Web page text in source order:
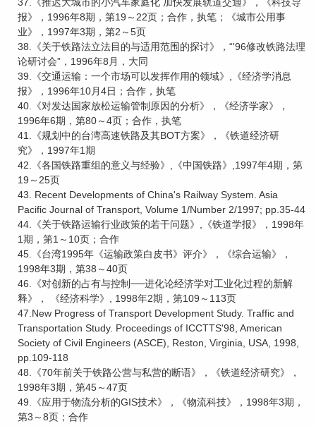
报》，1996年8期，第19～22页；合作，执笔；《城市公用事
业》，1997年3期，第2～5页
38.《关于铁路法立法目的与适用范围的探讨》，“'96修改铁路法理
论研讨会”，1996年8月，大同
39.《交通运输：一个市场可以发挥作用的领域》,《经济学消息
报》，1996年10月4日；合作，执笔
40.《对发达国家放松运输管制原因的分析》，《经济学家》，
1996年6期，第80～4页；合作，执笔
41.《规划中的台湾高速铁路及其BOT方案》，《铁道经济研
究》，1997年1期
42.《各国铁路重组的意义与经验》,《中国铁路》,1997年4期，第
19～25页
43. Recent Developments of China's Railway System. Asia
Pacific Journal of Transport, Volume 1/Number 2/1997; pp.35-44
44.《关于铁路运输行业政策的若干问题》,《铁道学报》，1998年
1期，第1～10页；合作
45.《台湾1995年《运输政策白皮书》评介》，《综合运输》，
1998年3期，第38～40页
46.《对创新的占有与控制──进化论经济学对工业化过程的新解
释》， 《经济科学》, 1998年2期，第109～113页
47.New Progress of Transport Development Study. Traffic and
Transportation Study. Proceedings of ICCTTS'98, American
Society of Civil Engineers (ASCE), Reston, Virginia, USA, 1998,
pp.109-118
48.《70年前关于铁路公营与私营的断语》，《铁道经济研究》，
1998年3期，第45～47页
49.《应用于物流分析的GIS技术》，《物流科技》，1998年3期，
第3～8页；合作